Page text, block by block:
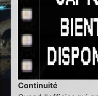
Continuité